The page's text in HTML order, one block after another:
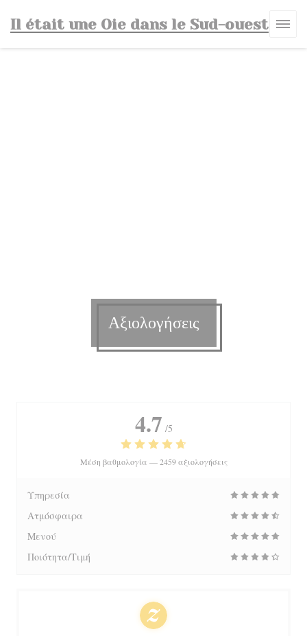
Il était une Oie dans le Sud-ouest
Αξιολογήσεις
4.7 /5
Μέση βαθμολογία —2459 αξιολογήσεις
Υπηρεσία
Ατμόσφαιρα
Μενού
Ποιότητα/Τιμή